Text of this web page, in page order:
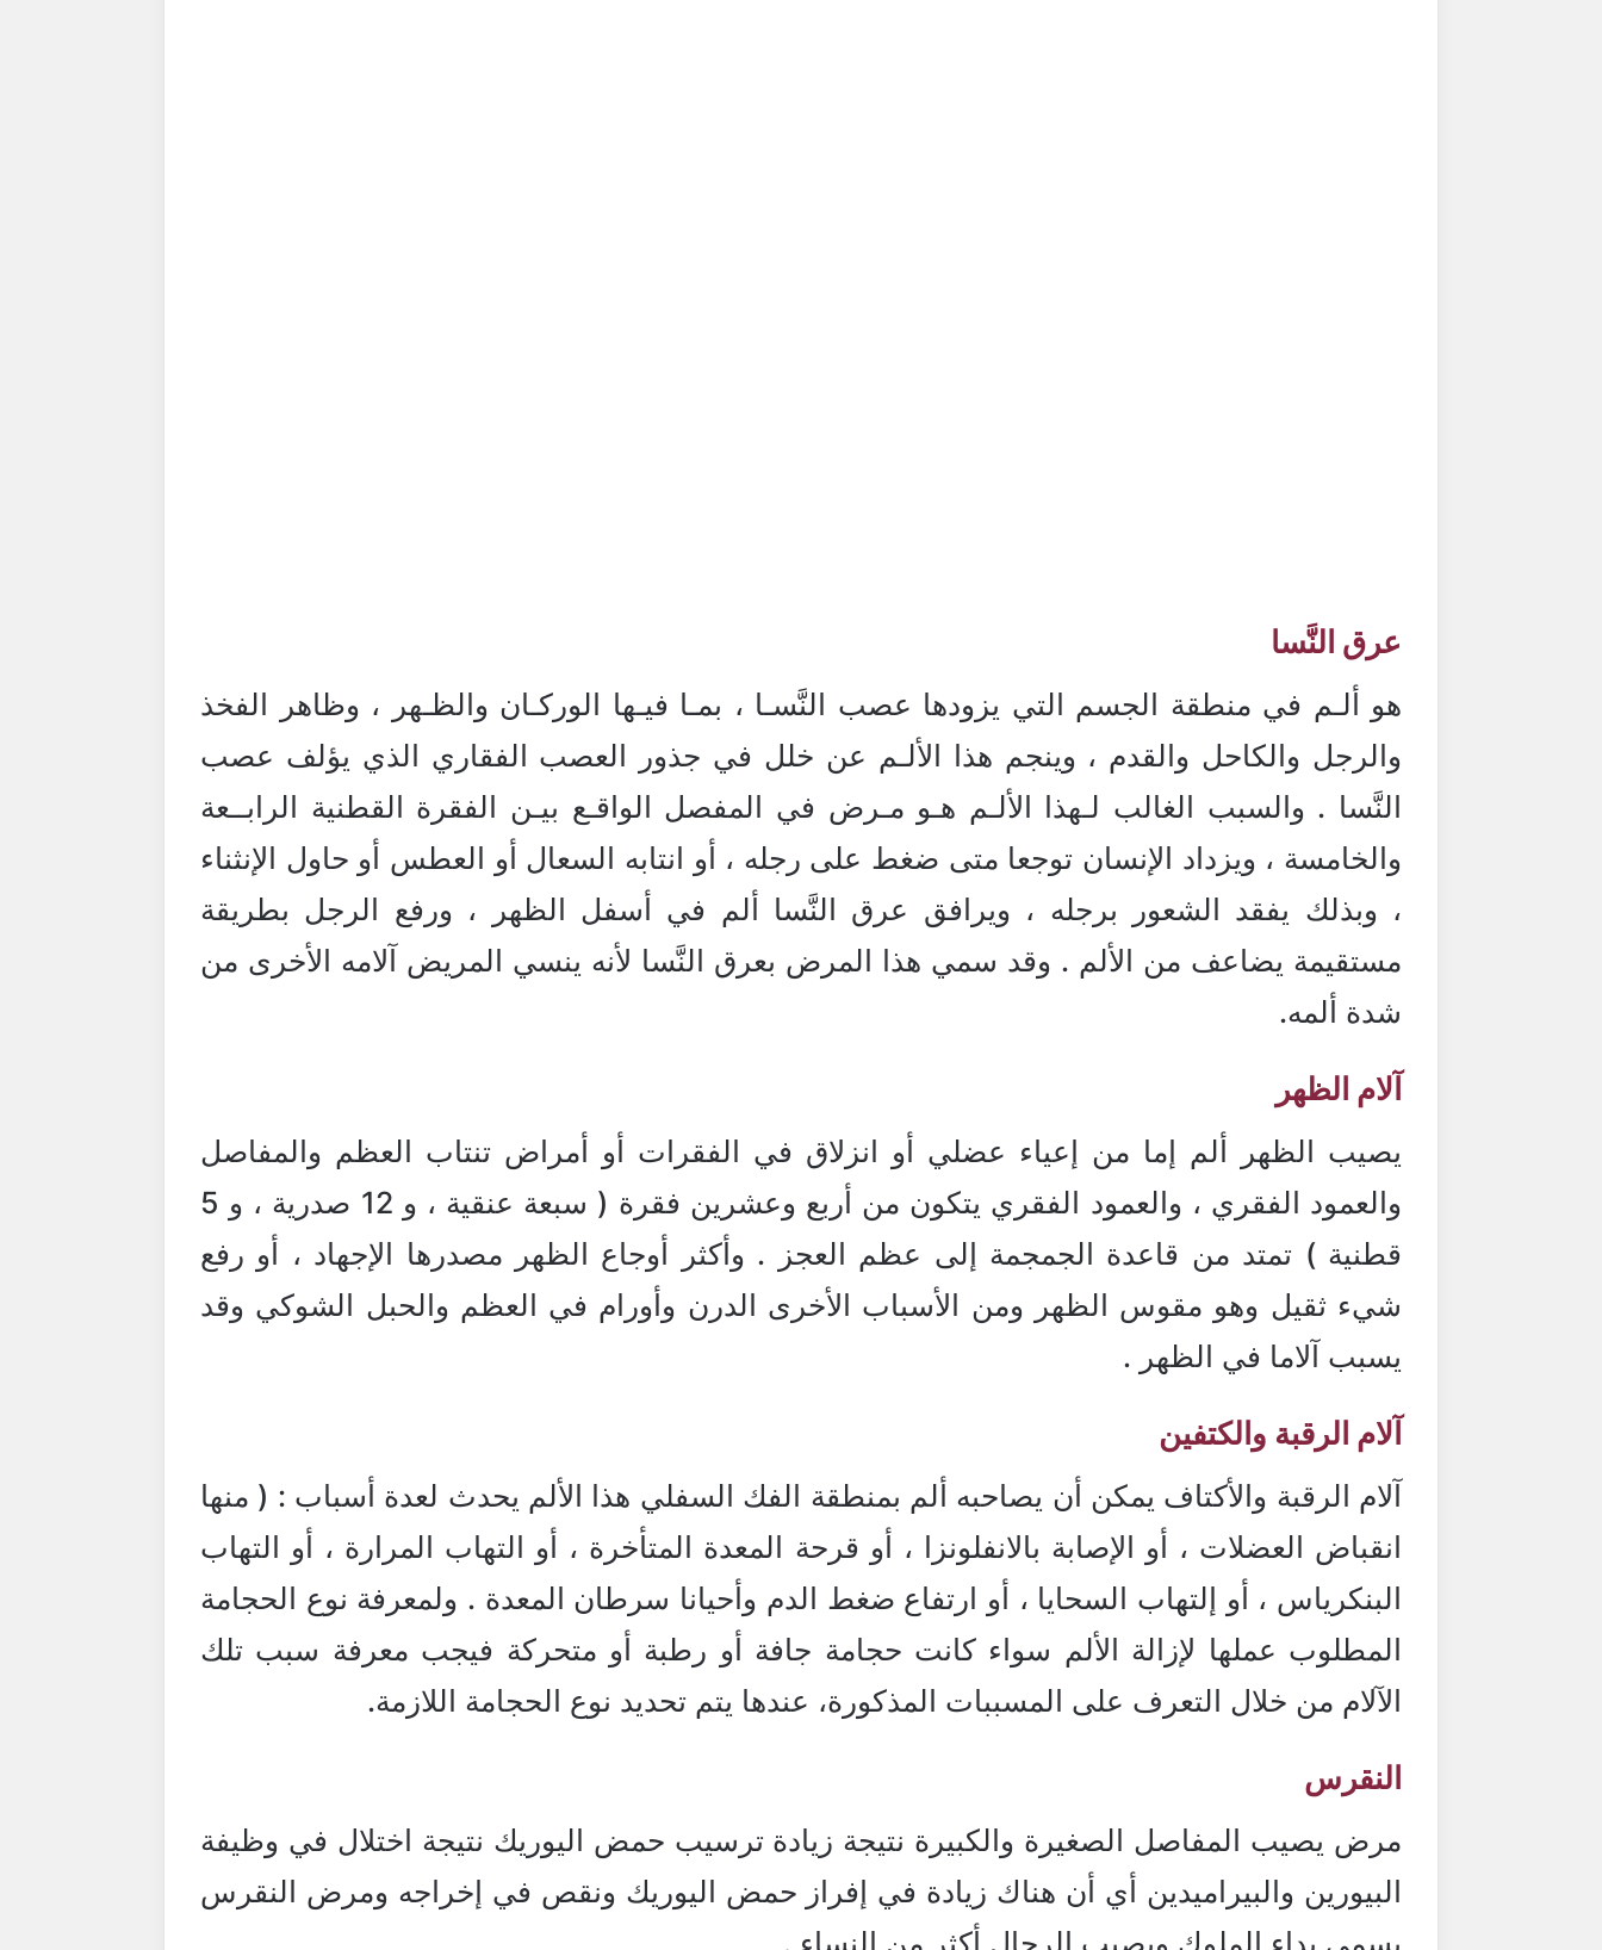
عرق النَّسا
هو ألـم في منطقة الجسم التي يزودها عصب النَّسـا ، بمـا فيـها الوركـان والظـهر ، وظاهر الفخذ
والرجل والكاحل والقدم ، وينجم هذا الألـم عن خلل في جذور العصب الفقاري الذي يؤلف عصب
النَّسا . والسبب الغالب لـهذا الألـم هـو مـرض في المفصل الواقـع بيـن الفقرة القطنية الرابــعة
والخامسة ، ويزداد الإنسان توجعا متى ضغط على رجله ، أو انتابه السعال أو العطس أو حاول الإنثناء
، وبذلك يفقد الشعور برجله ، ويرافق عرق النَّسا ألم في أسفل الظهر ، ورفع الرجل بطريقة
مستقيمة يضاعف من الألم . وقد سمي هذا المرض بعرق النَّسا لأنه ينسي المريض آلامه الأخرى من
شدة ألمه.
آلام الظهر
يصيب الظهر ألم إما من إعياء عضلي أو انزلاق في الفقرات أو أمراض تنتاب العظم والمفاصل
والعمود الفقري ، والعمود الفقري يتكون من أربع وعشرين فقرة ( سبعة عنقية ، و 12 صدرية ، و 5
قطنية ) تمتد من قاعدة الجمجمة إلى عظم العجز . وأكثر أوجاع الظهر مصدرها الإجهاد ، أو رفع
شيء ثقيل وهو مقوس الظهر ومن الأسباب الأخرى الدرن وأورام في العظم والحبل الشوكي وقد
يسبب آلاما في الظهر .
آلام الرقبة والكتفين
آلام الرقبة والأكتاف يمكن أن يصاحبه ألم بمنطقة الفك السفلي هذا الألم يحدث لعدة أسباب : ( منها
انقباض العضلات ، أو الإصابة بالانفلونزا ، أو قرحة المعدة المتأخرة ، أو التهاب المرارة ، أو التهاب
البنكرياس ، أو إلتهاب السحايا ، أو ارتفاع ضغط الدم وأحيانا سرطان المعدة . ولمعرفة نوع الحجامة
المطلوب عملها لإزالة الألم سواء كانت حجامة جافة أو رطبة أو متحركة فيجب معرفة سبب تلك
الآلام من خلال التعرف على المسببات المذكورة، عندها يتم تحديد نوع الحجامة اللازمة.
النقرس
مرض يصيب المفاصل الصغيرة والكبيرة نتيجة زيادة ترسيب حمض اليوريك نتيجة اختلال في وظيفة
البيورين والبيراميدين أي أن هناك زيادة في إفراز حمض اليوريك ونقص في إخراجه ومرض النقرس